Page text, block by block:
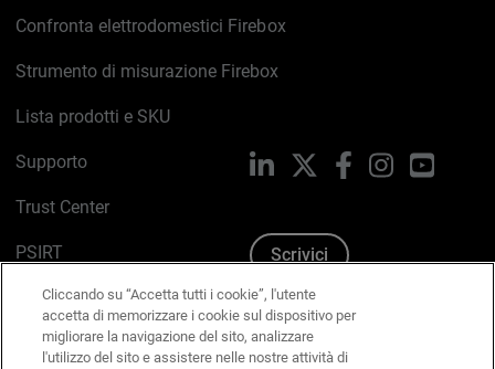
Confronta elettrodomestici Firebox
Strumento di misurazione Firebox
Lista prodotti e SKU
Supporto
Trust Center
PSIRT
Politica sui cookie
Informativa sulla privacy
LinkedIn FacebookInstagram
Scrivici
Cliccando su “Accetta tutti i cookie”, l'utente
accetta di memorizzare i cookie sul dispositivo per
migliorare la navigazione del sito, analizzare
l'utilizzo del sito e assistere nelle nostre attività di